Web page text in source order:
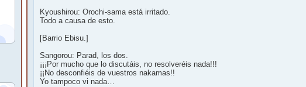
Kyoushirou: Orochi-sama está irritado.
Todo a causa de esto.
[Barrio Ebisu.]
Sangorou: Parad, los dos.
¡¡¡Por mucho que lo discutáis, no resolveréis nada!!!
¡¡No desconfiéis de vuestros nakamas!!
Yo tampoco vi nada…